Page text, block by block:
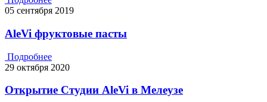
05 сентября 2019
AleVi фруктовые пасты
Подробнее
29 октября 2020
Открытие Студии AleVi в Мелеузе